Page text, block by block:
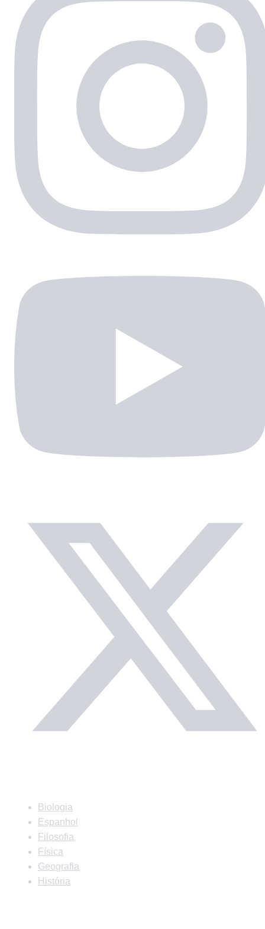
Biologia
Espanhol
Filosofia
Física
Geografia
História